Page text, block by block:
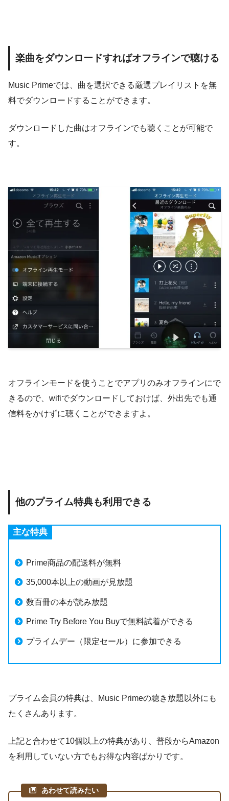
楽曲をダウンロードすればオフラインで聴ける
Music Primeでは、曲を選択できる厳選プレイリストを無
料でダウンロードすることができます。
ダウンロードした曲はオフラインでも聴くことが可能で
す。
オフラインモードを使うことでアプリのみオフラインにで
きるので、wifiでダウンロードしておけば、外出先でも通
信料をかけずに聴くことができますよ。
他のプライム特典も利用できる
主な特典
Prime商品の配送料が無料
35,000本以上の動画が見放題
数百冊の本が読み放題
Prime Try Before You Buyで無料試着ができる
プライムデー（限定セール）に参加できる
プライム会員の特典は、Music Primeの聴き放題以外にも
たくさんあります。
上記と合わせて10個以上の特典があり、普段からAmazon
を利用していない方でもお得な内容ばかりです。
あわせて読みたい